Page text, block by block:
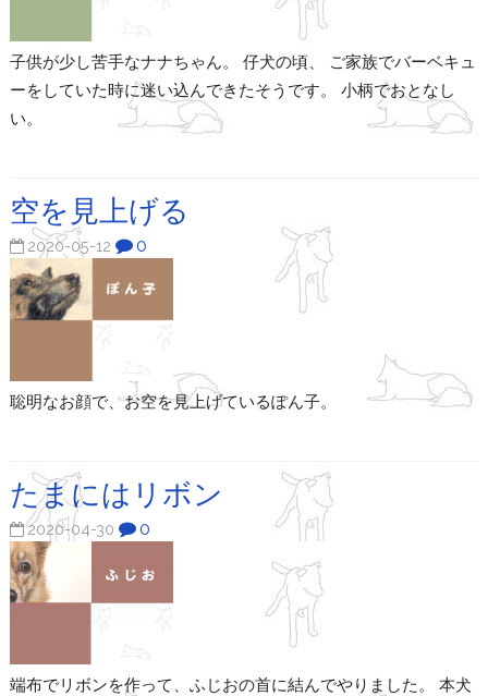
子供が少し苦手なナナちゃん。 仔犬の頃、 ご家族でバーベキュ
ーをしていた時に迷い込んできたそうです。 小柄でおとなし
い。
空を見上げる
2020-05-12 0
聡明なお顔で、お空を見上げているぽん子。
たまにはリボン
2020-04-30 0
端布でリボンを作って、ふじおの首に結んでやりました。 本犬